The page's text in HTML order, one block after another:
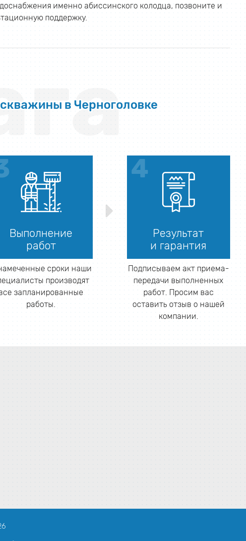
именно абиссинского колодца, позвоните и
поддержку.
в Черноголовке
Выполнение
работ
сроки наши
производят
запланированные
работы.
Результат
и гарантия
Подписываем акт приема-
передачи выполненных
работ. Просим вас
оставить отзыв о нашей
компании.